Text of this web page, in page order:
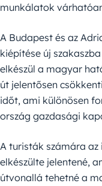
munkálatok
A Budapest és az
kiépítése új
elkészül a magyar
út jelentősen
időt, ami különösen
ország gazdasági
A turisták számára az
elkészülte jelentené,
útvonallá tehetné a